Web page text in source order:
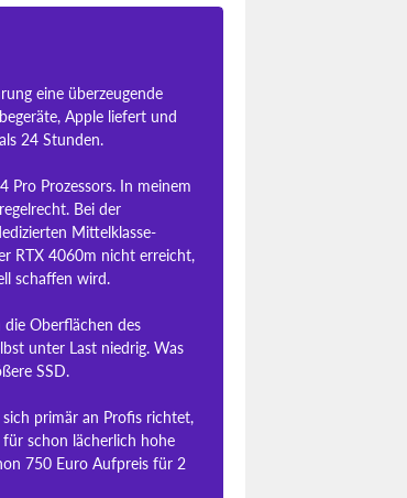
eine überzeugende
Apple liefert und
24 Stunden.
Pro Prozessors. In meinem
Bei der
Mittelklasse-
RTX 4060m nicht erreicht,
schaffen wird.
Oberflächen des
unter Last niedrig. Was
SSD.
primär an Profis richtet,
schon lächerlich hohe
750 Euro Aufpreis für 2